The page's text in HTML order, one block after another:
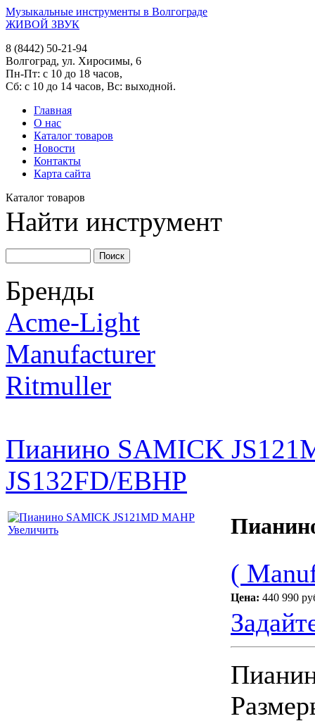
Музыкальные инструменты в Волгограде
ЖИВОЙ ЗВУК
8 (8442) 50-21-94
Волгоград, ул. Хиросимы, 6
Пн-Пт: с 10 до 18 часов,
Сб: с 10 до 14 часов, Вс: выходной.
Главная
О нас
Каталог товаров
Новости
Контакты
Карта сайта
Каталог товаров
Найти инструмент
Бренды
Acme-Light
Manufacturer
Ritmuller
Пианино SAMICK
JS132FD/EBHP
Увеличить
(
Цена: 440 990